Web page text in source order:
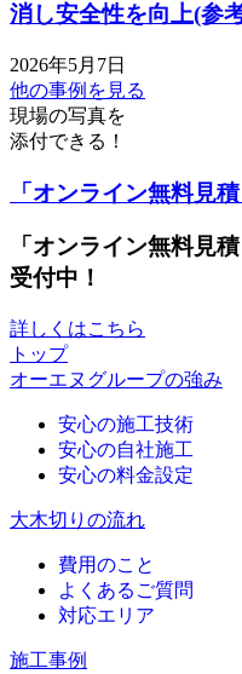
消し安全性を向上(
2026年5月7日
他の事例を見る
現場の写真を
添付できる！
「オンライン無料見
「オンライン無料見積
受付中！
詳しくはこちら
トップ
オーエヌグループの強み
安心の施工技術
安心の自社施工
安心の料金設定
大木切りの流れ
費用のこと
よくあるご質問
対応エリア
施工事例